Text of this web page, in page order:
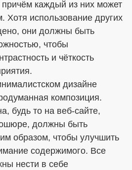
причём каждый из них может
Хотя использование других
они должны быть
чтобы
и чёткость
дизайне
композиция.
будь то на веб-сайте,
должны быть
образом, чтобы улучшить
содержимого. Все
нести в себе